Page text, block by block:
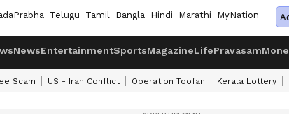
Telugu Tamil Bangla Hindi Marathi MyNation
NewsEntertainmentSportsMagazineLifePravasam
Scam US - Iran Conflict Operation Toofan Kerala Lottery